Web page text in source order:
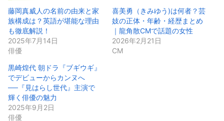
藤岡真威人の名前の由来と家
族構成は？英語が堪能な理由
も徹底解説！
2025年7月14日
俳優
喜美勇（きみゆう)は何者？芸
妓の正体・年齢・経歴まとめ
｜龍角散CMで話題の女性
2026年2月21日
CM
黒崎煌代 朝ドラ『ブギウギ』
でデビューからカンヌへ
──『見はらし世代』主演で
輝く俳優の魅力
2025年9月2日
俳優